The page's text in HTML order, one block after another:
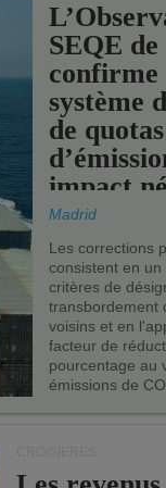
SEQE de
confirme
système
de quotas
impact
les ports
Madrid
Les corrections
consistent en
critères de
transbordement
voisins et en
facteur de
pourcentage au
émissions de